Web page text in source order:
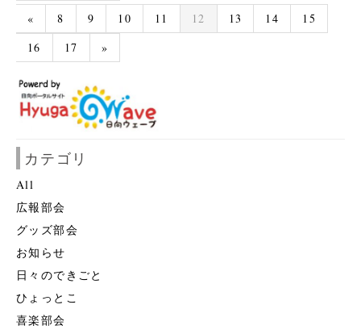
« 8 9 10 11 12 13 14
15
16
17 »
カテゴリ
All
広報部会
グッズ部会
お知らせ
日々のできごと
ひょっとこ
喜楽部会